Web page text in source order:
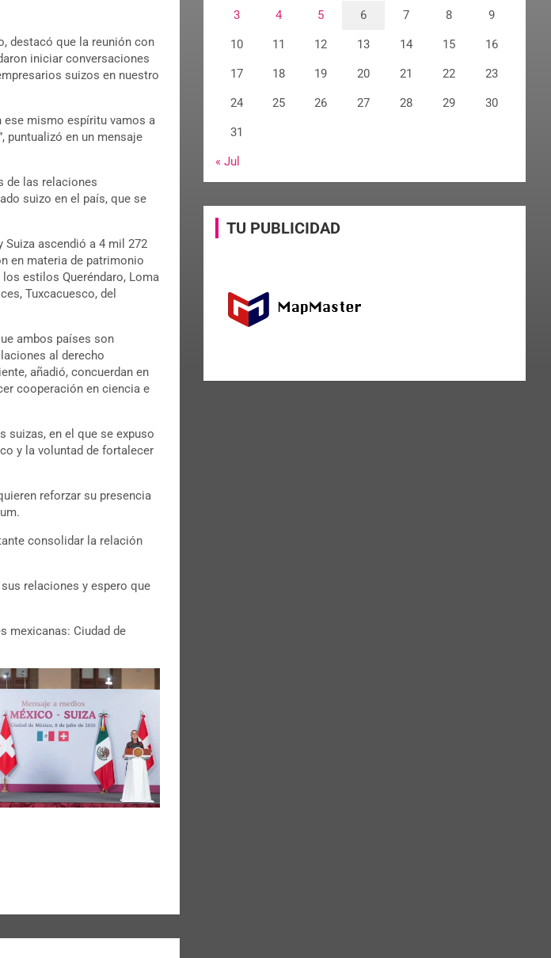
destacó que la reunión con
iniciar conversaciones
suizos en nuestro
ese mismo espíritu vamos a
puntualizó en un mensaje
de las relaciones
suizo en el país, que se
ascendió a 4 mil 272
en materia de patrimonio
estilos Queréndaro, Loma
Tuxcacuesco, del
ambos países son
al derecho
añadió, concuerdan en
cooperación en ciencia e
suizas, en el que se expuso
y la voluntad de fortalecer
reforzar su presencia
consolidar la relación
relaciones y espero que
mexicanas: Ciudad de
3 4 5 6 7 8 9
10 11 12 13 14 15 16
17 18 19 20 21 22 23
24 25 26 27 28 29 30
31
« Jul
TU PUBLICIDAD